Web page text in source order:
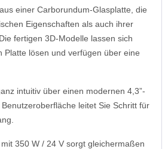
einer Carborundum-Glasplatte, die
Eigenschaften als auch ihrer
fertigen 3D-Modelle lassen sich
Platte lösen und verfügen über eine
intuitiv über einen modernen 4,3”-
leitet Sie Schritt für
350 W / 24 V sorgt gleichermaßen